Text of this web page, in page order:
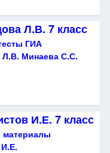
Л.В. 7 класс
ГИА
Л.В. Минаева С.С.
И.Е. 7 класс
материалы